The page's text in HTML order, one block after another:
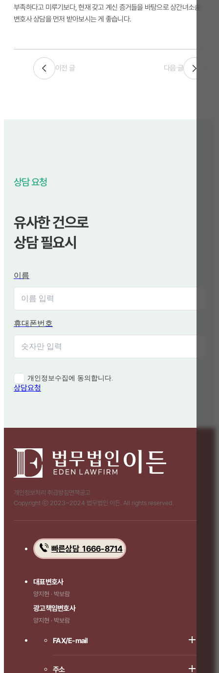
부족하다고 미루기보다, 현재 갖고 계신 증거들을 바탕으로 상간녀소송
변호사 상담을 먼저 받아보시는 게 좋습니다.
이전 글 다음 글
상담 요청
유사한 건으로
상담 필요시
이름
휴대폰번호
개인정보수집에 동의합니다.
상담요청
개인정보처리 취급방침 면책공고
Copyright ⓒ 2023~2024 법무법인 이든. All rights reserved.
빠른상담 1666-8714
대표변호사
양지현 · 박보람
광고책임변호사
양지현 · 박보람
FAX/E-mail
주소